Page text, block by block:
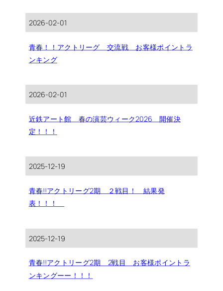
2026-02-01
青春！！アクトリーグ 交流戦 お客様ポイントラ
ンキング
2026-02-01
近鉄アート館 春の演芸ウィーク2026 開催決
定！！！
2025-12-19
青春!!アクトリーグ2期 ２戦目！ 結果発
表！！！
2025-12-19
青春!!アクトリーグ2期 2戦目 お客様ポイントラ
ンキングーー！！！